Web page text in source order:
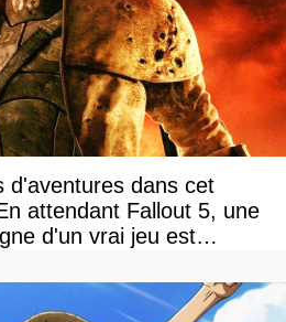
d'aventures dans cet
attendant Fallout 5, une
d'un vrai jeu est